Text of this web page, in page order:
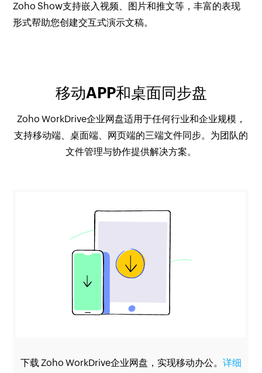
Zoho Show支持嵌入视频、图片和推文等，丰富的表现
形式帮助您创建交互式演示文稿。
移动APP和桌面同步盘
Zoho WorkDrive企业网盘适用于任何行业和企业规模，
支持移动端、桌面端、网页端的三端文件同步。为团队的
文件管理与协作提供解决方案。
下载 Zoho WorkDrive企业网盘，实现移动办公。 详细